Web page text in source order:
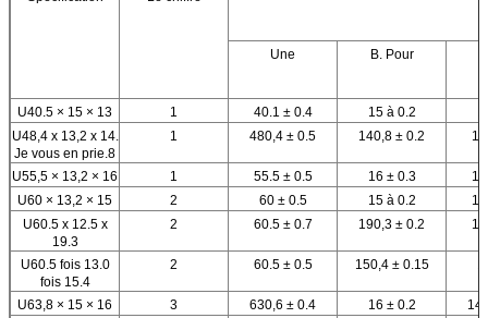
Une B. Pour
U40.5 × 15 × 13 1 40.1 ± 0.4 15 à 0.2
U48,4 x 13,2 x 14.
Je vous en prie.8
1 480,4 ± 0.5 140,8 ± 0.2
U55,5 × 13,2 × 16 1 55.5 ± 0.5 16 ± 0.3
U60 × 13,2 × 15
2 60 ± 0.5 15 à 0.2
U60.5 x 12.5 x
19.3
2 60.5 ± 0.7 190,3 ± 0.2
U60.5 fois 13.0
fois 15.4
2 60.5 ± 0.5 150,4 ± 0.15
U63,8 × 15 × 16 3 630,6 ± 0.4 16 ± 0.2